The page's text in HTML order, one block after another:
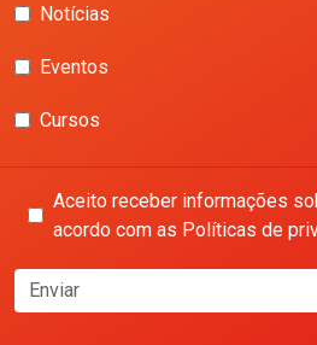
Notícias
Eventos
Cursos
Aceito receber informações
acordo com as Políticas de
Enviar